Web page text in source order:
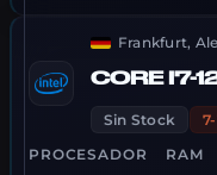
Frankfurt,
CORE I7-
Sin Stock
PROCESADOR
RAM